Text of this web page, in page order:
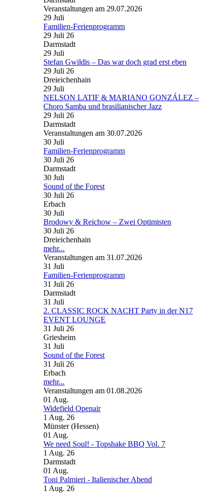
Veranstaltungen am 29.07.2026
29 Juli
Familien-Ferienprogramm
29 Juli 26
Darmstadt
29 Juli
Stefan Gwildis – Das war doch grad erst eben
29 Juli 26
Dreieichenhain
29 Juli
NELSON LATIF & MARIANO GONZÁLEZ –
Choro Samba und brasilianischer Jazz
29 Juli 26
Darmstadt
Veranstaltungen am 30.07.2026
30 Juli
Familien-Ferienprogramm
30 Juli 26
Darmstadt
30 Juli
Sound of the Forest
30 Juli 26
Erbach
30 Juli
Brodowy & Reichow – Zwei Optimisten
30 Juli 26
Dreieichenhain
mehr...
Veranstaltungen am 31.07.2026
31 Juli
Familien-Ferienprogramm
31 Juli 26
Darmstadt
31 Juli
2. CLASSIC ROCK NACHT Party in der N17
EVENT LOUNGE
31 Juli 26
Griesheim
31 Juli
Sound of the Forest
31 Juli 26
Erbach
mehr...
Veranstaltungen am 01.08.2026
01 Aug.
Widefield Openair
1 Aug. 26
Münster (Hessen)
01 Aug.
We need Soul! - Topshake BBQ Vol. 7
1 Aug. 26
Darmstadt
01 Aug.
Toni Palmieri - Italienischer Abend
1 Aug. 26